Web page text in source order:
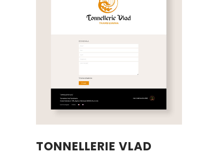
TONNELLERIE VLAD